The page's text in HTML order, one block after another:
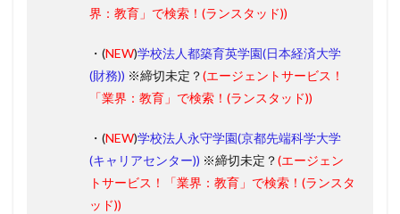
界：教育」で検索！(ランスタッド))
・(NEW)学校法人都築育英学園(日本経済大学
(財務)) ※締切未定？(エージェントサービス！
「業界：教育」 で検索！(ランスタッド))
・(NEW)学校法人永守学園(京都先端科学大学
(キャリアセンター)) ※締切未定？(エージェン
トサービス！
「業界：教育」 で検索！(ランスタ
ッド))